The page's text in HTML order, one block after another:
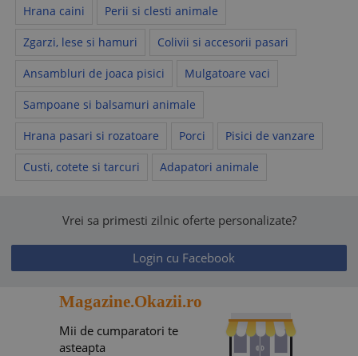
Hrana caini Perii si clesti animale
Zgarzi, lese si hamuri Colivii si accesorii pasari
Ansambluri de joaca pisici Mulgatoare vaci
Sampoane si balsamuri animale
Hrana pasari si rozatoare Porci Pisici de vanzare
Custi, cotete si tarcuri Adapatori animale
Vrei sa primesti zilnic oferte personalizate?
Login cu Facebook
Magazine.Okazii.ro
Mii de cumparatori te
asteapta